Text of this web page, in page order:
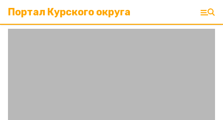
Портал Курского округа